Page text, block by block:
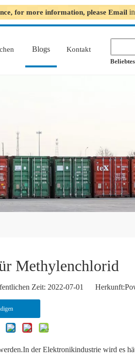
for more information, please Email
Blogs Kontakt
Methylenchlorid
Zeit: 2022-07-01 Herkunft:
der Elektronikindustrie wird es